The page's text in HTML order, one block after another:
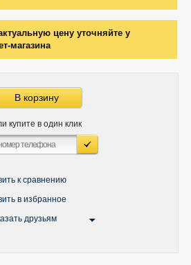
цену уточняйте у
магазина
В корзину
купите в один клик
к сравнению
в избранное
друзьям